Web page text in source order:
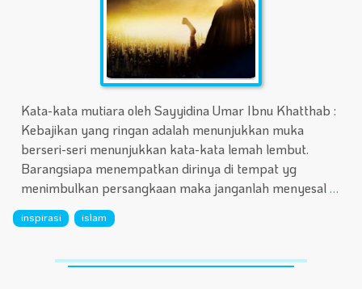
Kata-kata mutiara oleh Sayyidina Umar Ibnu Khatthab :
Kebajikan yang ringan adalah menunjukkan muka
berseri-seri menunjukkan kata-kata lemah lembut.
Barangsiapa menempatkan dirinya di tempat yg
menimbulkan persangkaan maka janganlah menyesal…
inspirasi islam